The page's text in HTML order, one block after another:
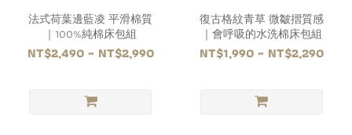
法式荷葉邊藍凌 平滑棉質
｜100%純棉床包組
NT$2,490 ~ NT$2,990
復古格紋青草 微皺摺質感
｜會呼吸的水洗棉床包組
NT$1,990 ~ NT$2,290